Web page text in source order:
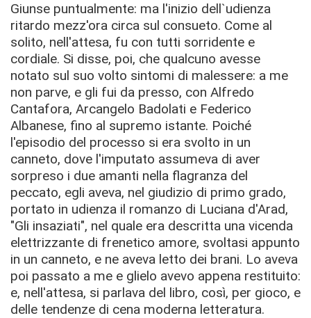
Giunse puntualmente: ma l'inizio dell`udienza
ritardo mezz'ora circa sul consueto. Come al
solito, nell'attesa, fu con tutti sorridente e
cordiale. Si disse, poi, che qualcuno avesse
notato sul suo volto sintomi di malessere: a me
non parve, e gli fui da presso, con Alfredo
Cantafora, Arcangelo Badolati e Federico
Albanese, ﬁno al supremo istante. Poiché
l'episodio del processo si era svolto in un
canneto, dove l'imputato assumeva di aver
sorpreso i due amanti nella flagranza del
peccato, egli aveva, nel giudizio di primo grado,
portato in udienza il romanzo di Luciana d'Arad,
"Gli insaziati", nel quale era descritta una vicenda
elettrizzante di frenetico amore, svoltasi appunto
in un canneto, e ne aveva letto dei brani. Lo aveva
poi passato a me e glielo avevo appena restituito:
e, nell'attesa, si parlava del libro, così, per gioco, e
delle tendenze di cena moderna letteratura.